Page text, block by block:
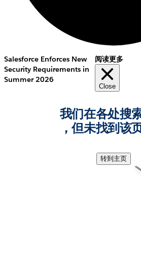
Salesforce Enforces New
Security Requirements in
Summer 2026
阅读更多
Close
我们在各处搜
，但未找到该
转到主页